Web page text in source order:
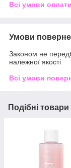
Всі умови оплати
Умови
Законом не
належної якості
Всі умови
Подібні товари